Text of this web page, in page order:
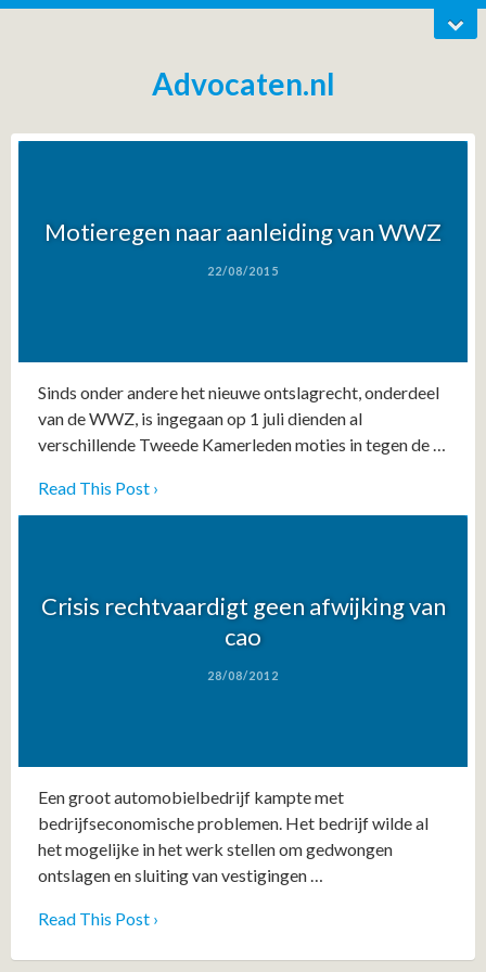
Advocaten.nl
Motieregen naar aanleiding van WWZ
22/08/2015
Sinds onder andere het nieuwe ontslagrecht, onderdeel
van de WWZ, is ingegaan op 1 juli dienden al
verschillende Tweede Kamerleden moties in tegen de …
Read This Post ›
Crisis rechtvaardigt geen afwijking van
cao
28/08/2012
Een groot automobielbedrijf kampte met
bedrijfseconomische problemen. Het bedrijf wilde al
het mogelijke in het werk stellen om gedwongen
ontslagen en sluiting van vestigingen …
Read This Post ›